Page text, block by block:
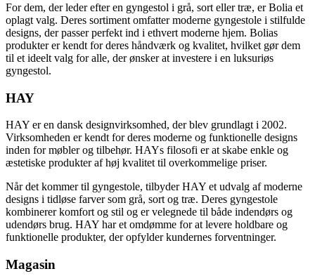
For dem, der leder efter en gyngestol i grå, sort eller træ, er Bolia et
oplagt valg. Deres sortiment omfatter moderne gyngestole i stilfulde
designs, der passer perfekt ind i ethvert moderne hjem. Bolias
produkter er kendt for deres håndværk og kvalitet, hvilket gør dem
til et ideelt valg for alle, der ønsker at investere i en luksuriøs
gyngestol.
HAY
HAY er en dansk designvirksomhed, der blev grundlagt i 2002.
Virksomheden er kendt for deres moderne og funktionelle designs
inden for møbler og tilbehør. HAYs filosofi er at skabe enkle og
æstetiske produkter af høj kvalitet til overkommelige priser.
Når det kommer til gyngestole, tilbyder HAY et udvalg af moderne
designs i tidløse farver som grå, sort og træ. Deres gyngestole
kombinerer komfort og stil og er velegnede til både indendørs og
udendørs brug. HAY har et omdømme for at levere holdbare og
funktionelle produkter, der opfylder kundernes forventninger.
Magasin